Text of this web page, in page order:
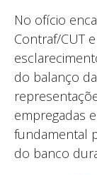
No ofício
Contraf/CUT
do balanço da
empregadas
fundamental
do banco